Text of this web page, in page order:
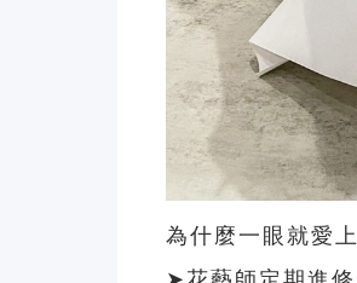
為什麼一眼就愛上